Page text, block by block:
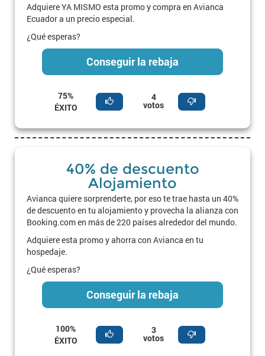
Adquiere YA MISMO esta promo y compra en Avianca
Ecuador a un precio especial.
¿Qué esperas?
Conseguir la rebaja
75%
ÉXITO
4
votos
40% de descuento
Alojamiento
Avianca quiere sorprenderte, por eso te trae hasta un 40%
de descuento en tu alojamiento y provecha la alianza con
Booking.com en más de 220 países alrededor del mundo.
Adquiere esta promo y ahorra con Avianca en tu
hospedaje.
¿Qué esperas?
Conseguir la rebaja
100%
ÉXITO
3
votos